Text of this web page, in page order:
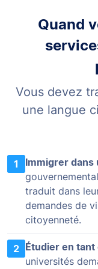
Quand
Vous devez
une langue
1 Immigrer dans
traduit dans
demandes de
citoyenneté.
2 Étudier en
universités